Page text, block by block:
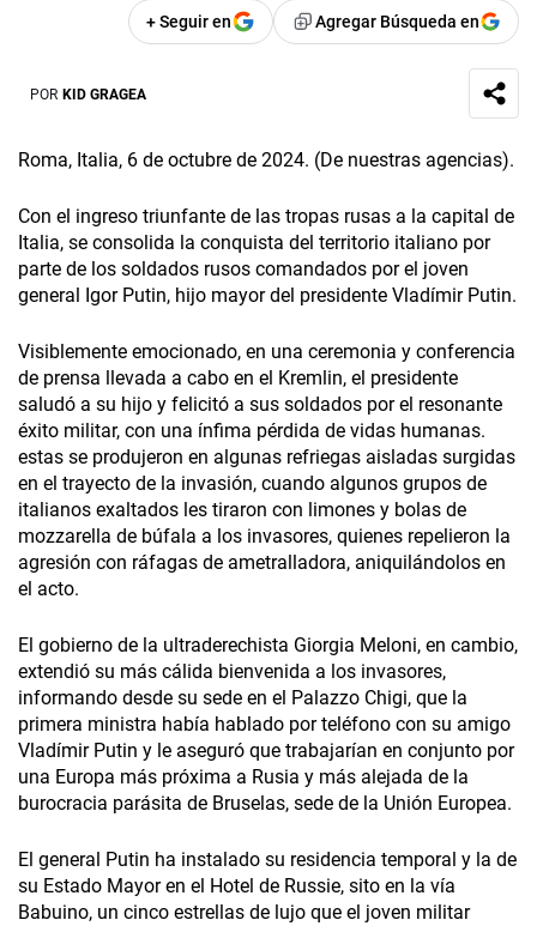
+ Seguir en Agregar Búsqueda en
POR KID GRAGEA
Roma, Italia, 6 de octubre de 2024. (De nuestras agencias).
Con el ingreso triunfante de las tropas rusas a la capital de
Italia, se consolida la conquista del territorio italiano por
parte de los soldados rusos comandados por el joven
general Igor Putin, hijo mayor del presidente Vladímir Putin.
Visiblemente emocionado, en una ceremonia y conferencia
de prensa llevada a cabo en el Kremlin, el presidente
saludó a su hijo y felicitó a sus soldados por el resonante
éxito militar, con una ínfima pérdida de vidas humanas.
estas se produjeron en algunas refriegas aisladas surgidas
en el trayecto de la invasión, cuando algunos grupos de
italianos exaltados les tiraron con limones y bolas de
mozzarella de búfala a los invasores, quienes repelieron la
agresión con ráfagas de ametralladora, aniquilándolos en
el acto.
El gobierno de la ultraderechista Giorgia Meloni, en cambio,
extendió su más cálida bienvenida a los invasores,
informando desde su sede en el Palazzo Chigi, que la
primera ministra había hablado por teléfono con su amigo
Vladímir Putin y le aseguró que trabajarían en conjunto por
una Europa más próxima a Rusia y más alejada de la
burocracia parásita de Bruselas, sede de la Unión Europea.
El general Putin ha instalado su residencia temporal y la de
su Estado Mayor en el Hotel de Russie, sito en la vía
Babuino, un cinco estrellas de lujo que el joven militar